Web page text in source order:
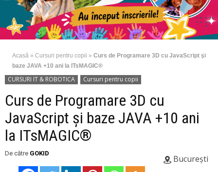
Acasă » Cursuri pentru copii » Curs de Programare 3D cu JavaScript şi
baze JAVA +10 ani la ITsMAGIC®
CURSURI IT & ROBOTICA Cursuri pentru copii
Curs de Programare 3D cu
JavaScript şi baze JAVA +10 ani
la ITsMAGIC®
București
De către GOKID